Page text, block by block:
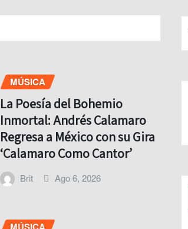
MÚSICA
La Poesía del Bohemio
Inmortal: Andrés Calamaro
Regresa a México con su Gira
‘Calamaro Como Cantor’
Brit Ago 6, 2026